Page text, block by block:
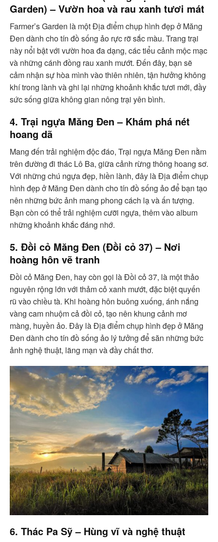
Garden) – Vườn hoa và rau xanh tươi mát
Farmer’s Garden là một Địa điểm chụp hình đẹp ở Măng
Đen dành cho tín đồ sống ảo rực rỡ sắc màu. Trang trại
này nổi bật với vườn hoa đa dạng, các tiểu cảnh mộc mạc
và những cánh đồng rau xanh mướt. Đến đây, bạn sẽ
cảm nhận sự hòa mình vào thiên nhiên, tận hưởng không
khí trong lành và ghi lại những khoảnh khắc tươi mới, đầy
sức sống giữa không gian nông trại yên bình.
4. Trại ngựa Măng Đen – Khám phá nét
hoang dã
Mang đến trải nghiệm độc đáo, Trại ngựa Măng Đen nằm
trên đường đi thác Lô Ba, giữa cảnh rừng thông hoang sơ.
Với những chú ngựa đẹp, hiền lành, đây là Địa điểm chụp
hình đẹp ở Măng Đen dành cho tín đồ sống ảo để bạn tạo
nên những bức ảnh mang phong cách lạ và ấn tượng.
Bạn còn có thể trải nghiệm cưỡi ngựa, thêm vào album
những khoảnh khắc đáng nhớ.
5. Đồi cỏ Măng Đen (Đồi cỏ 37) – Nơi
hoàng hôn vẽ tranh
Đồi cỏ Măng Đen, hay còn gọi là Đồi cỏ 37, là một thảo
nguyên rộng lớn với thảm cỏ xanh mướt, đặc biệt quyến
rũ vào chiều tà. Khi hoàng hôn buông xuống, ánh nắng
vàng cam nhuộm cả đồi cỏ, tạo nên khung cảnh mơ
màng, huyền ảo. Đây là Địa điểm chụp hình đẹp ở Măng
Đen dành cho tín đồ sống ảo lý tưởng để săn những bức
ảnh nghệ thuật, lãng mạn và đầy chất thơ.
6. Thác Pa Sỹ – Hùng vĩ và nghệ thuật